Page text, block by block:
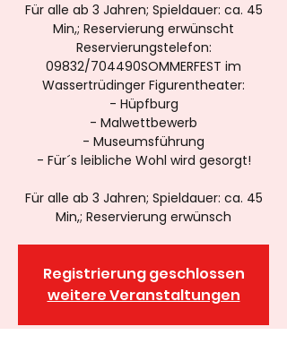
Für alle ab 3 Jahren; Spieldauer: ca. 45
Min,; Reservierung erwünscht
Reservierungstelefon:
09832/704490SOMMERFEST im
Wassertrüdinger Figurentheater:
- Hüpfburg
- Malwettbewerb
- Museumsführung
- Für´s leibliche Wohl wird gesorgt!
Für alle ab 3 Jahren; Spieldauer: ca. 45
Min,; Reservierung erwünsch
Registrierung geschlossen
weitere Veranstaltungen